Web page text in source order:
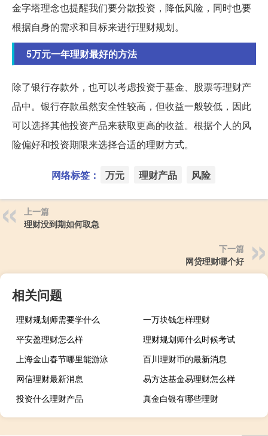
金字塔理念也提醒我们要分散投资，降低风险，同时也要
根据自身的需求和目标来进行理财规划。
5万元一年理财最好的方法
除了银行存款外，也可以考虑投资于基金、股票等理财产
品中。银行存款虽然安全性较高，但收益一般较低，因此
可以选择其他投资产品来获取更高的收益。根据个人的风
险偏好和投资期限来选择合适的理财方式。
网络标签： 万元 理财产品 风险
上一篇
理财没到期如何取急
下一篇
网贷理财哪个好
相关问题
理财规划师需要学什么
一万块钱怎样理财
平安盈理财怎么样
理财规划师什么时候考试
上海金山春节哪里能游泳
百川理财币的最新消息
网信理财最新消息
易方达基金易理财怎么样
投资什么理财产品
真金白银有哪些理财